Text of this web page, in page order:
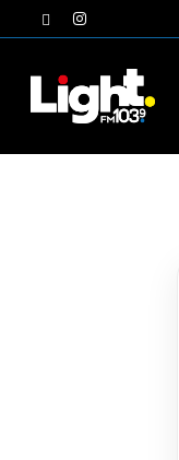
to
twitterinstagram